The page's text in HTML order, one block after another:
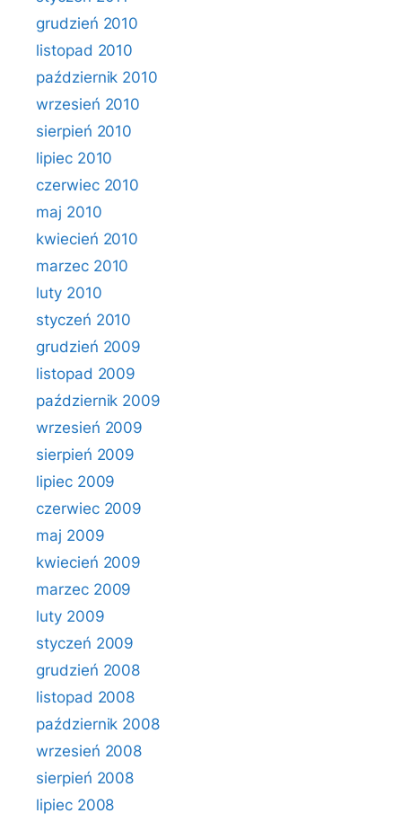
grudzień 2010
listopad 2010
październik 2010
wrzesień 2010
sierpień 2010
lipiec 2010
czerwiec 2010
maj 2010
kwiecień 2010
marzec 2010
luty 2010
styczeń 2010
grudzień 2009
listopad 2009
październik 2009
wrzesień 2009
sierpień 2009
lipiec 2009
czerwiec 2009
maj 2009
kwiecień 2009
marzec 2009
luty 2009
styczeń 2009
grudzień 2008
listopad 2008
październik 2008
wrzesień 2008
sierpień 2008
lipiec 2008